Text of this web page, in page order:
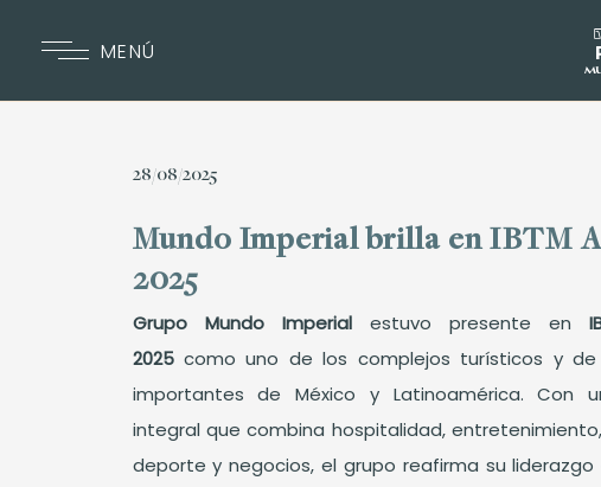
MENÚ
28/08/2025
Mundo Imperial brilla en IBTM
2025
Grupo Mundo Imperialestuvo presente en
2025como uno de los complejos turísticos y de
importantes de México y Latinoamérica. Con
integral que combina hospitalidad,
deporte y negocios, el grupo reafirma su liderazgo